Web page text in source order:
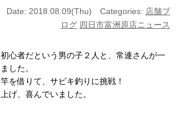
Date: 2018.08.09(Thu) Categories: 店舗ブ
ログ 四日市富洲原店ニュース
心者だという男の子２人と、常連さんが一
した。
を借りて、サビキ釣りに挑戦！
げ、喜んでいました。